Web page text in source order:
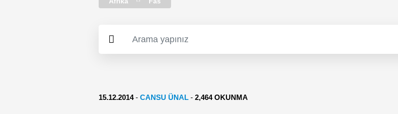
15.12.2014-CANSU ÜNAL -2,464 OKUNMA